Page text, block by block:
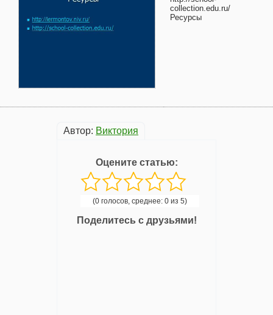
collection.edu.ru/
Ресурсы
Автор: Виктория
Оцените статью:
(0 голосов, среднее: 0 из 5)
Поделитесь с друзьями!